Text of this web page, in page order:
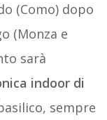
(Como) dopo
(Monza e
sarà
indoor di
sempre